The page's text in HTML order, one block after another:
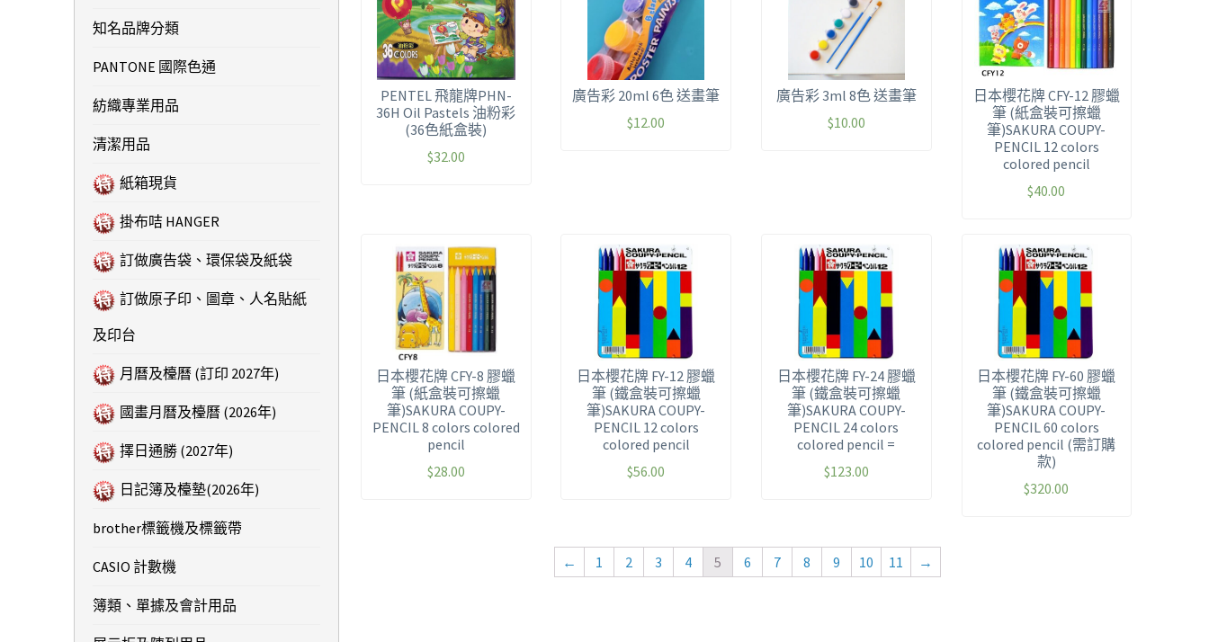
PENTEL 飛龍牌PHN-
36H Oil Pastels 油粉彩
(36色紙盒裝)
$32.00
廣告彩 20ml 6色 送畫筆
$12.00
廣告彩 3ml 8色 送畫筆
$10.00
日本櫻花牌 CFY-12 膠蠟
筆 (紙盒裝可擦蠟
筆)SAKURA COUPY-
PENCIL 12 colors
colored pencil
$40.00
日本櫻花牌 CFY-8 膠蠟
筆 (紙盒裝可擦蠟
筆)SAKURA COUPY-
PENCIL 8 colors colored
pencil
$28.00
日本櫻花牌 FY-12 膠蠟
筆 (鐵盒裝可擦蠟
筆)SAKURA COUPY-
PENCIL 12 colors
colored pencil
$56.00
日本櫻花牌 FY-24 膠蠟
筆 (鐵盒裝可擦蠟
筆)SAKURA COUPY-
PENCIL 24 colors
colored pencil =
$123.00
日本櫻花牌 FY-60 膠蠟
筆 (鐵盒裝可擦蠟
筆)SAKURA COUPY-
PENCIL 60 colors
colored pencil (需訂購
款)
$320.00
← 1 2 3 4 5 6 7 8 9 10 11 →
知名品牌分類
PANTONE 國際色通
紡織專業用品
清潔用品
紙箱現貨
掛布咭 HANGER
訂做廣告袋、環保袋及紙袋
訂做原子印、圖章、人名貼紙
及印台
月曆及檯曆 (訂印 2027年)
國畫月曆及檯曆 (2026年)
擇日通勝 (2027年)
日記簿及檯墊(2026年)
brother標籤機及標籤帶
CASIO 計數機
簿類、單據及會計用品